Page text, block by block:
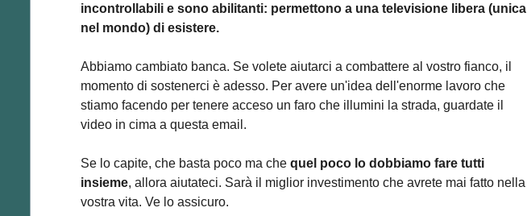
incontrollabili e sono abilitanti: permettono a una televisione libera (unica
nel mondo) di esistere.
Abbiamo cambiato banca. Se volete aiutarci a combattere al vostro fianco, il
momento di sostenerci è adesso. Per avere un'idea dell'enorme lavoro che
stiamo facendo per tenere acceso un faro che illumini la strada, guardate il
video in cima a questa email.
Se lo capite, che basta poco ma che quel poco lo dobbiamo fare tutti
insieme, allora aiutateci. Sarà il miglior investimento che avrete mai fatto nella
vostra vita. Ve lo assicuro.